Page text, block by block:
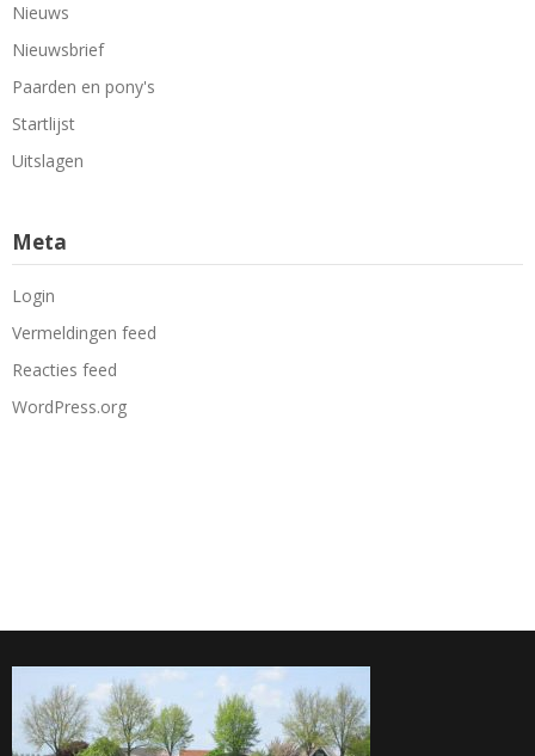
Nieuws
Nieuwsbrief
Paarden en pony's
Startlijst
Uitslagen
Meta
Login
Vermeldingen feed
Reacties feed
WordPress.org